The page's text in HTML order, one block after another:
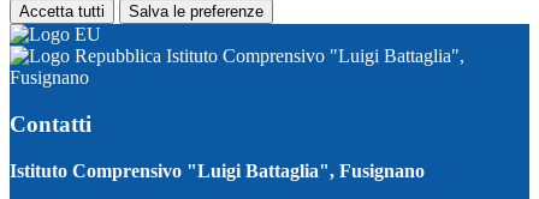
Accetta tutti Salva le preferenze
Istituto Comprensivo "Luigi Battaglia",
Fusignano
Contatti
Istituto Comprensivo "Luigi Battaglia", Fusignano